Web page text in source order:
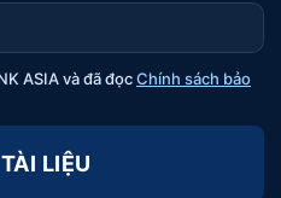
ASIA và đã đọcChính sách bảo
LIỆU